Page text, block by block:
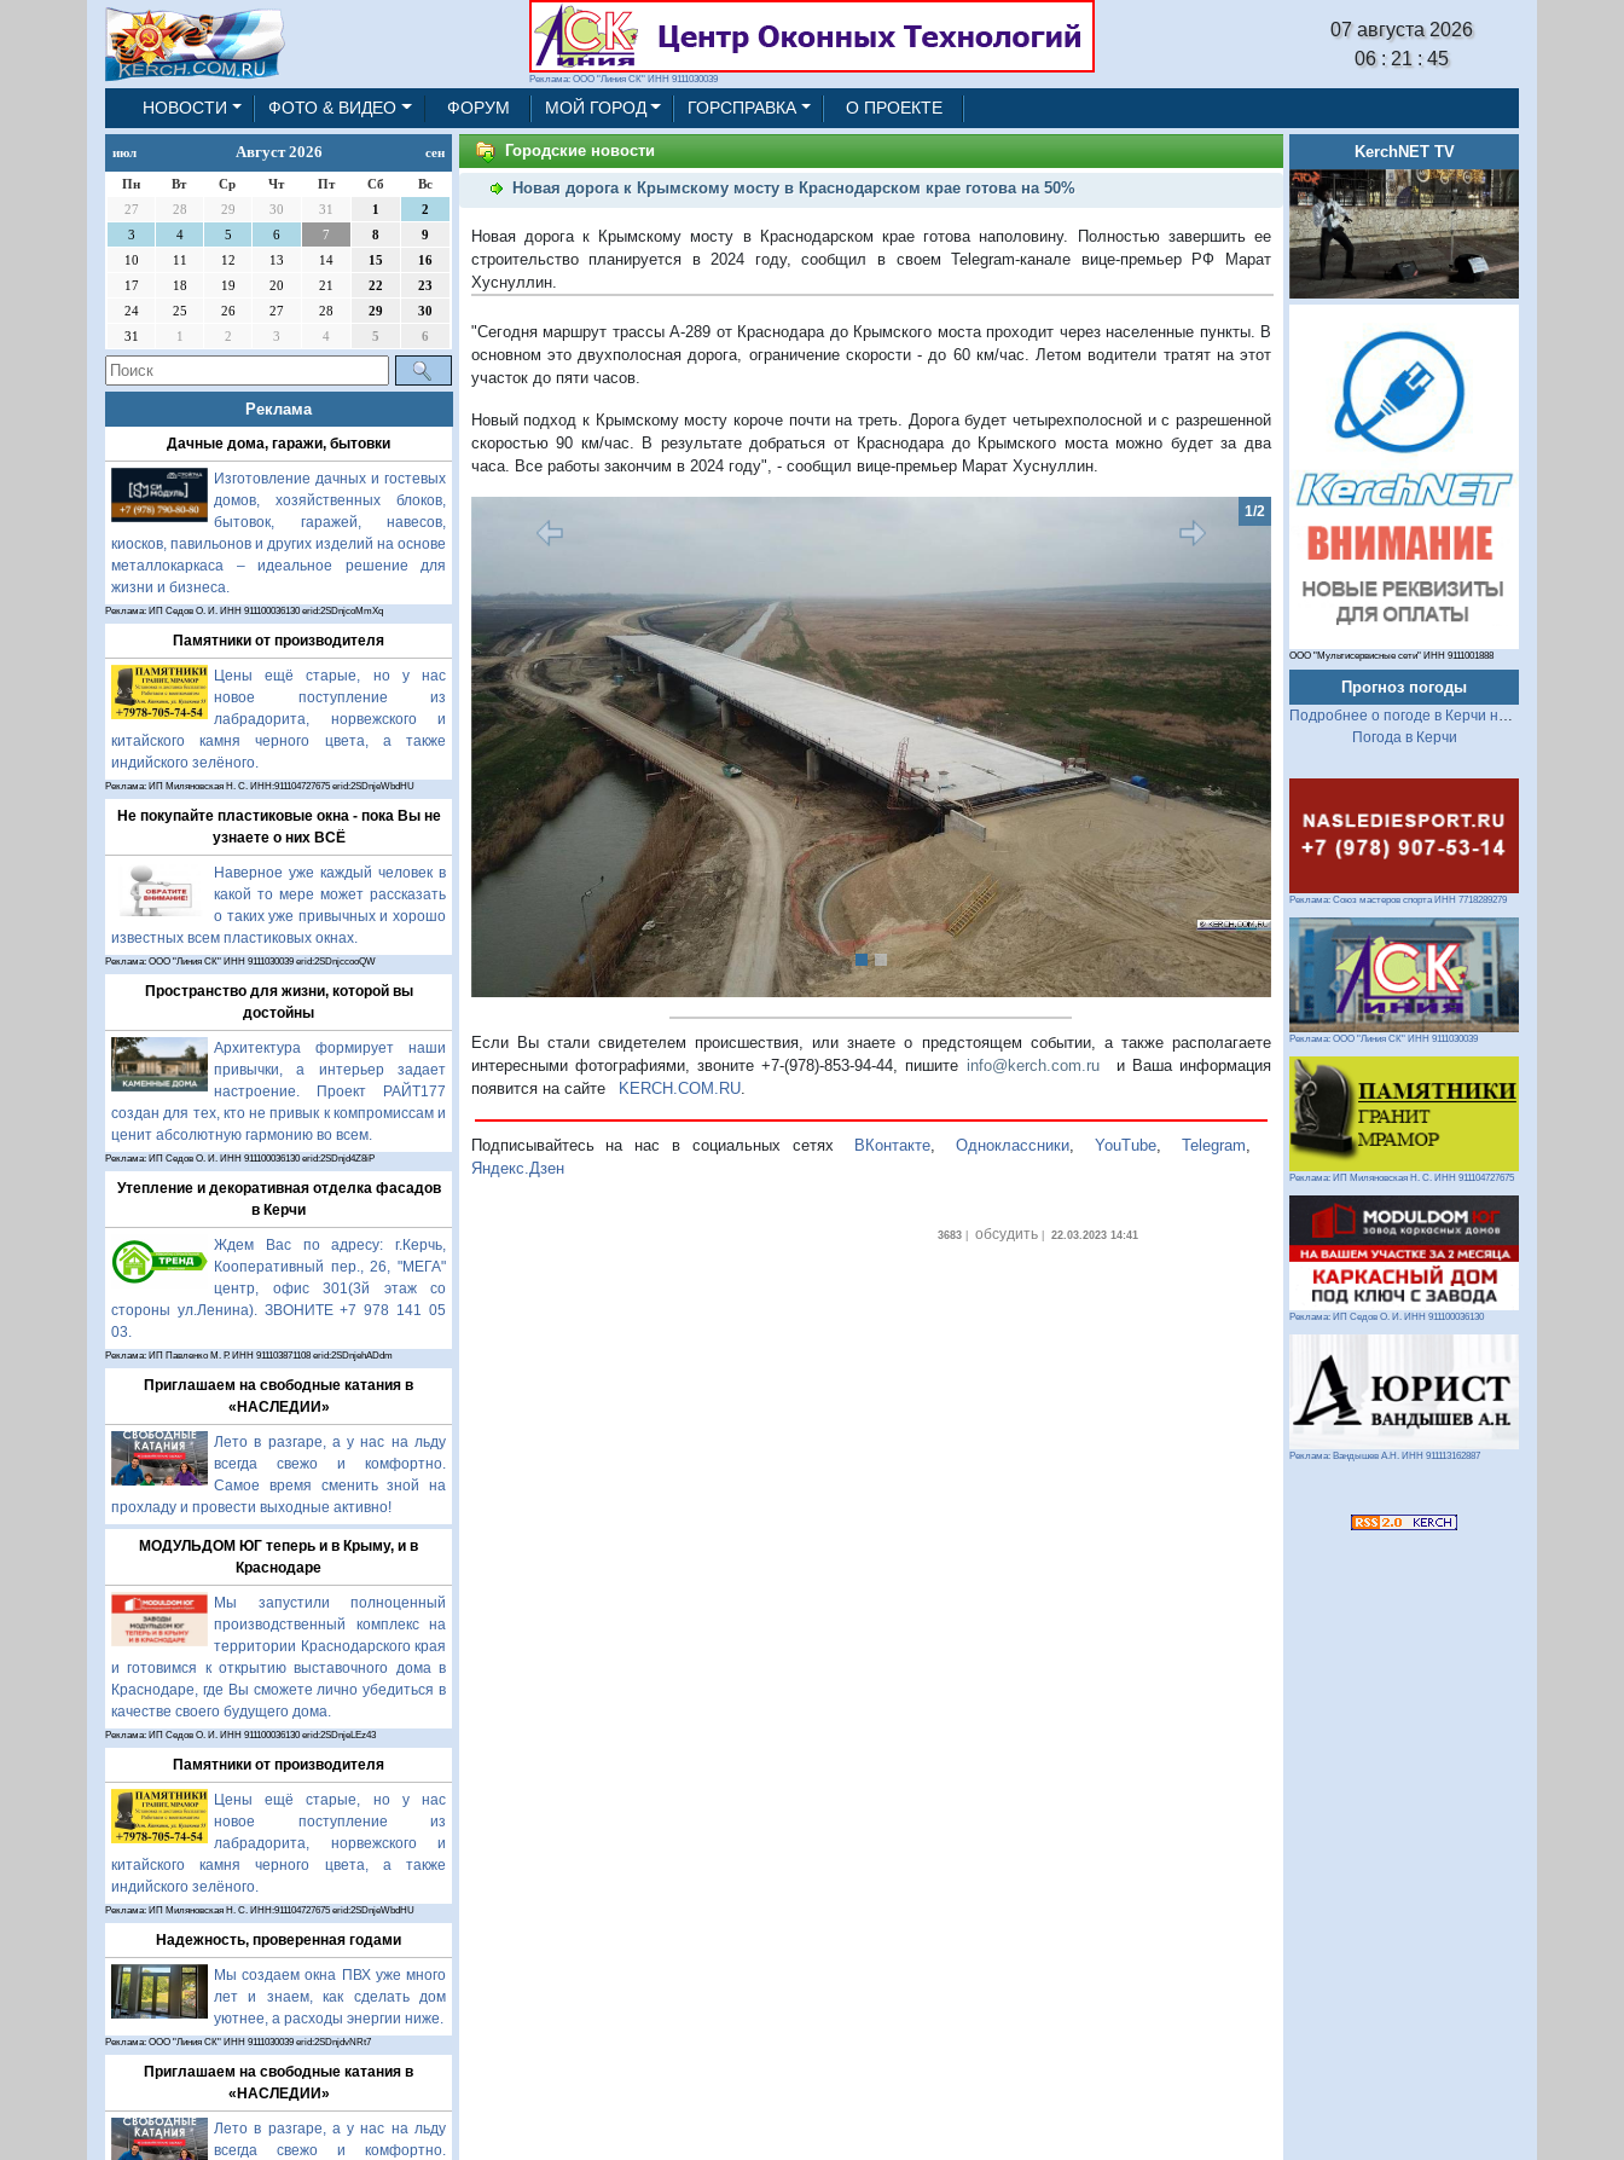
Реклама: ООО "Линия СК" ИНН 9111030039
07 августа 2026
06 : 21 : 46
НОВОСТИ ФОТО & ВИДЕО ФОРУМ МОЙ ГОРОД ГОРСПРАВКА О ПРОЕКТЕ
июл Август 2026 сен
Пн Вт Ср Чт Пт Сб
Вс
27
28 29 30 31 1
2
3
4 5 6 7 8
9
10
11 12 13 14 15
16
17
18 19 20 21 22
23
24
25 26 27 28 29
30
31
1 2 3 4 5 6
Реклама
Дачные дома, гаражи, бытовки
Изготовление дачных и гостевых
домов, хозяйственных блоков,
бытовок, гаражей, навесов,
киосков, павильонов и других изделий на основе
металлокаркаса – идеальное решение для
жизни и бизнеса.
Реклама: ИП Седов О. И. ИНН 911100036130 erid:2SDnjcoMmXq
Памятники от производителя
Цены ещё старые, но у нас
новое поступление из
лабрадорита, норвежского и
китайского камня черного цвета, а также
индийского зелёного.
Реклама: ИП Миляновская Н. С. ИНН:911104727675 erid:2SDnjeWbdHU
Не покупайте пластиковые окна - пока Вы не
узнаете о них ВСЁ
Наверное уже каждый человек в
какой то мере может рассказать
о таких уже привычных и хорошо
известных всем пластиковых окнах.
Реклама: ООО "Линия СК" ИНН 9111030039 erid:2SDnjccooQW
Пространство для жизни, которой вы
достойны
Архитектура формирует наши
привычки, а интерьер задает
настроение. Проект РАЙТ177
создан для тех, кто не привык к компромиссам и
ценит абсолютную гармонию во всем.
Реклама: ИП Седов О. И. ИНН 911100036130 erid:2SDnjd4Z8iP
Утепление и декоративная отделка фасадов
в Керчи
Ждем Вас по адресу: г.Керчь,
Кооперативный пер., 26, "МЕГА"
центр, офис 301(3й этаж со
стороны ул.Ленина). ЗВОНИТЕ +7 978 141 05
03.
Реклама: ИП Павленко М. Р. ИНН 911103871108 erid:2SDnjehADdm
Приглашаем на свободные катания в
«НАСЛЕДИИ»
Лето в разгаре, а у нас на льду
всегда свежо и комфортно.
Самое время сменить зной на
прохладу и провести выходные активно!
МОДУЛЬДОМ ЮГ теперь и в Крыму, и в
Краснодаре
Мы запустили полноценный
производственный комплекс на
территории Краснодарского края
и готовимся к открытию выставочного дома в
Краснодаре, где Вы сможете лично убедиться в
качестве своего будущего дома.
Реклама: ИП Седов О. И. ИНН 911100036130 erid:2SDnjeLEz43
Памятники от производителя
Цены ещё старые, но у нас
новое поступление из
лабрадорита, норвежского и
китайского камня черного цвета, а также
индийского зелёного.
Реклама: ИП Миляновская Н. С. ИНН:911104727675 erid:2SDnjeWbdHU
Надежность, проверенная годами
Мы создаем окна ПВХ уже много
лет и знаем, как сделать дом
уютнее, а расходы энергии ниже.
Реклама: ООО "Линия СК" ИНН 9111030039 erid:2SDnjdvNRt7
Приглашаем на свободные катания в
«НАСЛЕДИИ»
Лето в разгаре, а у нас на льду
всегда свежо и комфортно.
Городские новости
Новая дорога к Крымскому мосту в Краснодарском крае готова на 50%
Новая дорога к Крымскому мосту в Краснодарском крае готова наполовину. Полностью завершить ее
строительство планируется в 2024 году, сообщил в своем Telegram-канале вице-премьер РФ Марат
Хуснуллин.
"Сегодня маршрут трассы А-289 от Краснодара до Крымского моста проходит через населенные пункты. В
основном это двухполосная дорога, ограничение скорости - до 60 км/час. Летом водители тратят на этот
участок до пяти часов.
Новый подход к Крымскому мосту короче почти на треть. Дорога будет четырехполосной и с разрешенной
скоростью 90 км/час. В результате добраться от Краснодара до Крымского моста можно будет за два
часа. Все работы закончим в 2024 году", - сообщил вице-премьер Марат Хуснуллин.
1/2
Предыдущий Следующий
Если Вы стали свидетелем происшествия, или знаете о предстоящем событии, а также располагаете
интересными фотографиями, звоните +7-(978)-853-94-44, пишите info@kerch.com.ru и Ваша информация
появится на сайте KERCH.COM.RU.
Подписывайтесь на нас в социальных сетях ВКонтакте Одноклассники ,YouTube ,Telegram
Яндекс.Дзен
3683| обсудить| 22.03.2023 14:41
KerchNET TV
ООО "Мультисервисные сети" ИНН 9111001888
Прогноз погоды
Подробнее о погоде в Керчи на 2 недели
Погода в Керчи
Реклама: Союз мастеров спорта ИНН 7718289279
Реклама: ООО "Линия СК" ИНН 9111030039
Реклама: ИП Миляновская Н. С. ИНН 911104727675
Реклама: ИП Седов О. И. ИНН 911100036130
Реклама: Вандышев А.Н. ИНН 911113162887